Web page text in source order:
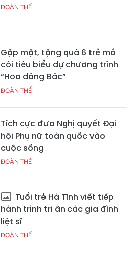
ĐOÀN THỂ
Gặp mặt, tặng quà 6 trẻ mồ
côi tiêu biểu dự chương trình
“Hoa dâng Bác”
ĐOÀN THỂ
Tích cực đưa Nghị quyết Đại
hội Phụ nữ toàn quốc vào
cuộc sống
ĐOÀN THỂ
Tuổi trẻ Hà Tĩnh viết tiếp
hành trình tri ân các gia đình
liệt sĩ
ĐOÀN THỂ